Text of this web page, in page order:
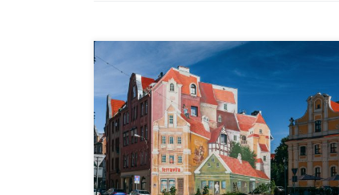
Zwiedzając Poznań, można wybrać wiele
tematycznych szlaków, bądź miejsc wartych
szczególnej uwagi. Stolica Wielkopolski przyciąga
szczególnie swoją architekturą czy zabytkami.
Niedoceniania jeszcze jednak jest sztuka uliczna
miasta, która dynamicznie się rozwija. Liczba murali
stopniowo zwiększa się dzięki lokalnym artystom, a
[…]